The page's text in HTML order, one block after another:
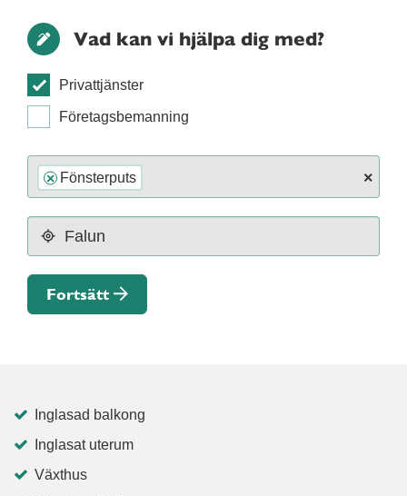
Vad kan vi hjälpa dig med?
Privattjänster
Företagsbemanning
×
× Fönsterputs
Fortsätt
Inglasad balkong
Inglasat uterum
Växthus